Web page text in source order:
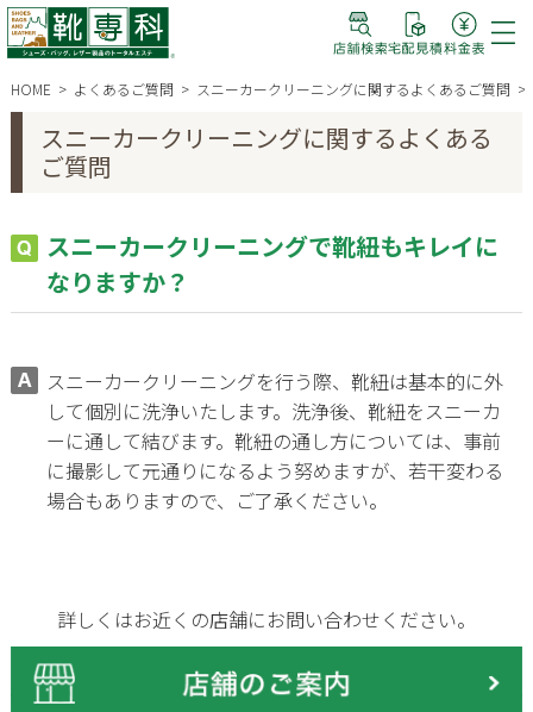
HOME よくあるご質問 スニーカークリーニングに関するよくあるご質問
スニーカークリーニングに関するよくある
ご質問
スニーカークリーニングで靴紐もキレイに
なりますか？
スニーカークリーニングを行う際、靴紐は基本的に外
して個別に洗浄いたします。洗浄後、靴紐をスニーカ
ーに通して結びます。靴紐の通し方については、事前
に撮影して元通りになるよう努めますが、若干変わる
場合もありますので、ご了承ください。
詳しくはお近くの店舗にお問い合わせください。